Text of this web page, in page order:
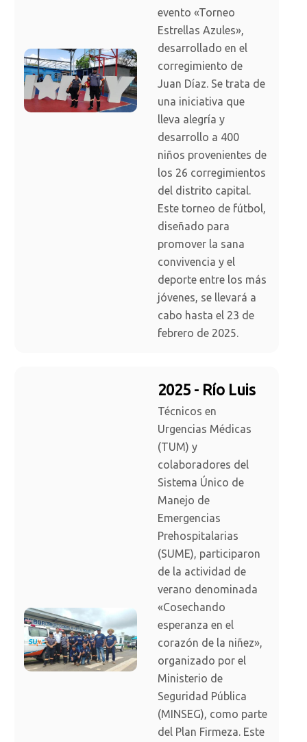
evento «Torneo
Estrellas Azules»,
desarrollado en el
corregimiento de
Juan Díaz. Se trata de
una iniciativa que
lleva alegría y
desarrollo a 400
niños provenientes de
los 26 corregimientos
del distrito capital.
Este torneo de fútbol,
diseñado para
promover la sana
convivencia y el
deporte entre los más
jóvenes, se llevará a
cabo hasta el 23 de
febrero de 2025.
2025 - Río Luis
Técnicos en
Urgencias Médicas
(TUM) y
colaboradores del
Sistema Único de
Manejo de
Emergencias
Prehospitalarias
(SUME), participaron
de la actividad de
verano denominada
«Cosechando
esperanza en el
corazón de la niñez»,
organizado por el
Ministerio de
Seguridad Pública
(MINSEG), como parte
del Plan Firmeza. Este